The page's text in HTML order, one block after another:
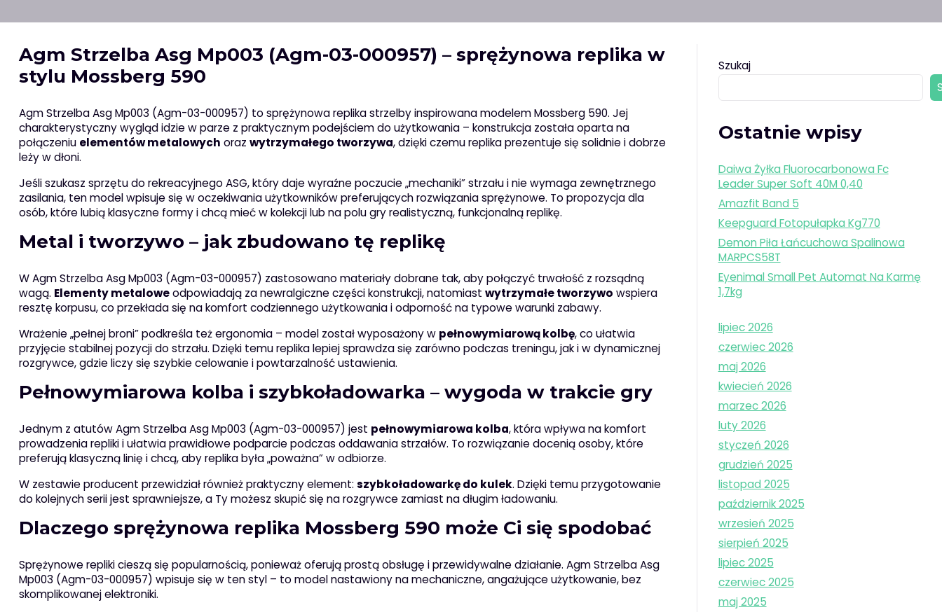
Agm Strzelba Asg Mp003 (Agm-03-000957) – sprężynowa replika w
stylu Mossberg 590
Agm Strzelba Asg Mp003 (Agm-03-000957) to sprężynowa replika strzelby inspirowana modelem Mossberg 590. Jej
charakterystyczny wygląd idzie w parze z praktycznym podejściem do użytkowania – konstrukcja została oparta na
połączeniu elementów metalowych oraz wytrzymałego tworzywa, dzięki czemu replika prezentuje się solidnie i dobrze
leży w dłoni.
Jeśli szukasz sprzętu do rekreacyjnego ASG, który daje wyraźne poczucie „mechaniki” strzału i nie wymaga zewnętrznego
zasilania, ten model wpisuje się w oczekiwania użytkowników preferujących rozwiązania sprężynowe. To propozycja dla
osób, które lubią klasyczne formy i chcą mieć w kolekcji lub na polu gry realistyczną, funkcjonalną replikę.
Metal i tworzywo – jak zbudowano tę replikę
W Agm Strzelba Asg Mp003 (Agm-03-000957) zastosowano materiały dobrane tak, aby połączyć trwałość z rozsądną
wagą. Elementy metaloweodpowiadają za newralgiczne części konstrukcji, natomiast wytrzymałe tworzywo wspiera
resztę korpusu, co przekłada się na komfort codziennego użytkowania i odporność na typowe warunki zabawy.
Wrażenie „pełnej broni” podkreśla też ergonomia – model został wyposażony w pełnowymiarową kolbę, co ułatwia
przyjęcie stabilnej pozycji do strzału. Dzięki temu replika lepiej sprawdza się zarówno podczas treningu, jak i w dynamicznej
rozgrywce, gdzie liczy się szybkie celowanie i powtarzalność ustawienia.
Pełnowymiarowa kolba i szybkoładowarka – wygoda w trakcie gry
Jednym z atutów Agm Strzelba Asg Mp003 (Agm-03-000957) jest pełnowymiarowa kolba, która wpływa na komfort
prowadzenia repliki i ułatwia prawidłowe podparcie podczas oddawania strzałów. To rozwiązanie docenią osoby, które
preferują klasyczną linię i chcą, aby replika była „poważna” w odbiorze.
W zestawie producent przewidział również praktyczny element: szybkoładowarkę do kulek. Dzięki temu przygotowanie
do kolejnych serii jest sprawniejsze, a Ty możesz skupić się na rozgrywce zamiast na długim ładowaniu.
Dlaczego sprężynowa replika Mossberg 590 może Ci się spodobać
Sprężynowe repliki cieszą się popularnością, ponieważ oferują prostą obsługę i przewidywalne działanie. Agm Strzelba Asg
Mp003 (Agm-03-000957) wpisuje się w ten styl – to model nastawiony na mechaniczne, angażujące użytkowanie, bez
skomplikowanej elektroniki.
Szukaj
Ostatnie wpisy
Daiwa Żyłka Fluorocarbonowa Fc
Leader Super Soft 40M 0,40
Amazfit Band 5
Keepguard Fotopułapka Kg770
Demon Piła Łańcuchowa Spalinowa
MARPCS58T
Eyenimal Small Pet Automat Na Karmę
1,7kg
lipiec 2026
czerwiec 2026
maj 2026
kwiecień 2026
marzec 2026
luty 2026
styczeń 2026
grudzień 2025
listopad 2025
październik 2025
wrzesień 2025
sierpień 2025
lipiec 2025
czerwiec 2025
maj 2025